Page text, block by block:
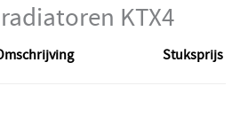
KTX4
Stuksprijs